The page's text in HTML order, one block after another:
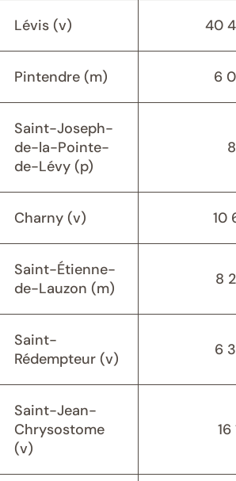
Lévis (v) 40
Pintendre (m) 6
Saint-Joseph-
de-la-Pointe-
de-Lévy (p)
Charny (v) 10
Saint-Étienne-
de-Lauzon (m)
8
Saint-
Rédempteur (v)
6
Saint-Jean-
Chrysostome
(v)
16